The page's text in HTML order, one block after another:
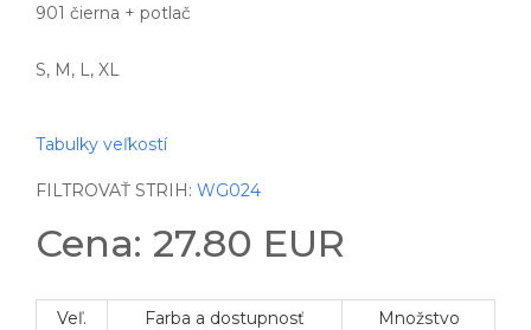
901 čierna + potlač
S, M, L, XL
Tabulky veľkostí
FILTROVAŤ STRIH: WG024
Cena: 27.80 EUR
Veľ. Farba a dostupnosť Množstvo